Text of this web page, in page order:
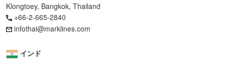
Klongtoey, Bangkok, Thailand
+66-2-665-2840
infothai@marklines.com
インド